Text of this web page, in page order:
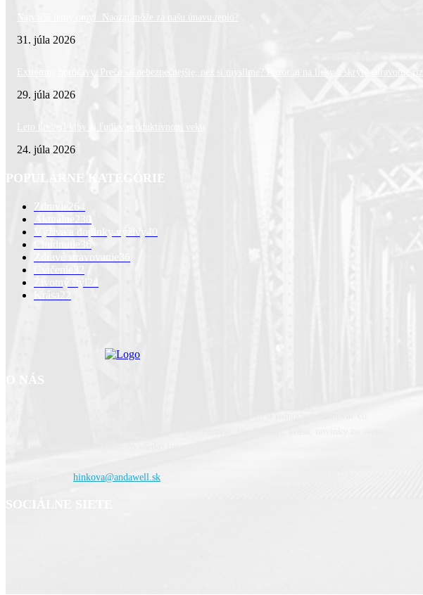
Najväčší letný omyl. Naozaj môže za našu únavu teplo?
31. júla 2026
Extrémne horúčavy. Prečo sú nebezpečnejšie, než si myslíme? Pozor aj na lieky a skryté zdravotné
29. júla 2026
Leto preverí kĺby aj ľudí v produktívnom veku
24. júla 2026
POPULÁRNE KATEGÓRIE
Zdravie
264
Aktuálne 230
Výživa a doplnky výživy
36
Zdravé stravovanie
Cvičenie
Životný štýl
Krása
O NÁS
hinkova@andawell.sk